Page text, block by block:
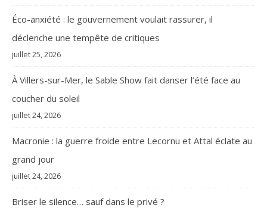
Éco-anxiété : le gouvernement voulait rassurer, il
déclenche une tempête de critiques
juillet 25, 2026
À Villers-sur-Mer, le Sable Show fait danser l’été face au
coucher du soleil
juillet 24, 2026
Macronie : la guerre froide entre Lecornu et Attal éclate au
grand jour
juillet 24, 2026
Briser le silence… sauf dans le privé ?